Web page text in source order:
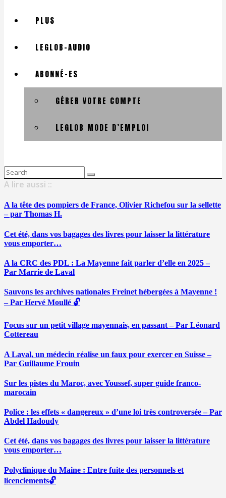
PLUS
LEGLOB-AUDIO
ABONNÉ-ES
GÉRER VOTRE COMPTE
LEGLOB MODE D’EMPLOI
Search
for:
A lire aussi ::
A la tête des pompiers de France, Olivier Richefou sur la sellette
– par Thomas H.
Cet été, dans vos bagages des livres pour laisser la littérature
vous emporter…
A la CRC des PDL : La Mayenne fait parler d’elle en 2025 –
Par Marrie de Laval
Sauvons les archives nationales Freinet hébergées à Mayenne !
– Par Hervé Moullé 🔓
Focus sur un petit village mayennais, en passant – Par Léonard
Cottereau
A Laval, un médecin réalise un faux pour exercer en Suisse –
Par Guillaume Frouin
Sur les pistes du Maroc, avec Youssef, super guide franco-
marocain
Police : les effets « dangereux » d’une loi très controversée – Par
Abdel Hadoudy
Cet été, dans vos bagages des livres pour laisser la littérature
vous emporter…
Polyclinique du Maine : Entre fuite des personnels et
licenciements🔓